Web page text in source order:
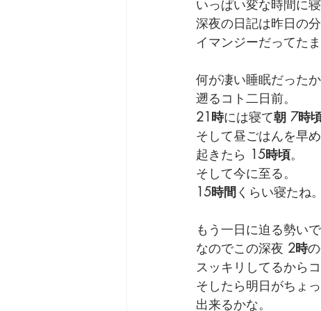
劇団 Avan 劇伴が出来るまでを
いっぱい変な時間に
深夜の日記は昨日の分
イマンジーだってた
何が凄い睡眠だった
遡るコト二日前。
21時には寝て朝 7時
そして昼ごはんを早
起きたら 15時頃。
そして今に至る。
15時間くらい寝たね。
もう一日に迫る勢いで
なのでこの深夜 2時
スッキリしてるから
そしたら明日がちょ
出来るかな。